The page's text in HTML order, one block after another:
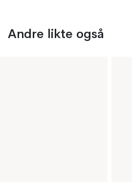
Andre likte også